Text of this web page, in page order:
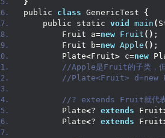
public class GenericTest {
    public static
void main (
        Fruit a=
new Fruit () ;
        Fruit b=
new Apple () ;
        Plate
<Fruit> c=new
//Apple是Fruit的子类，
//Plate<Fruit> d=new
//? extends Fruit就代
        Plate
<? extends Fruit
        Plate
<? extends Fruit